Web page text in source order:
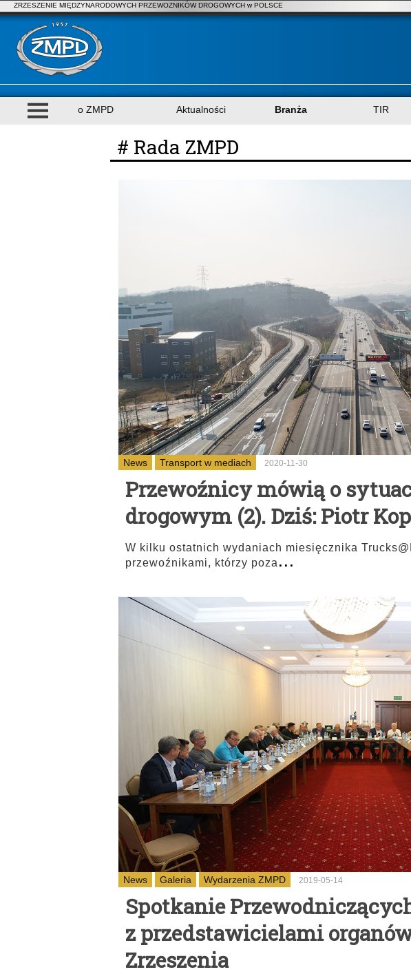
ZRZESZENIE MIĘDZYNARODOWYCH PRZEWOZNIKÓW DROGOWYCH w POLSCE
o ZMPD Aktualności Branża TIR
# Rada ZMPD
News Transport w mediach 2020-11-30
Przewoźnicy mówią o
drogowym (2). Dziś: Piotr
W kilku ostatnich wydaniach miesięcznika
przewoźnikami, którzy poza ...
News Galeria Wydarzenia ZMPD 2019-05-14
Spotkanie
z przedstawicielami
Zrzeszenia